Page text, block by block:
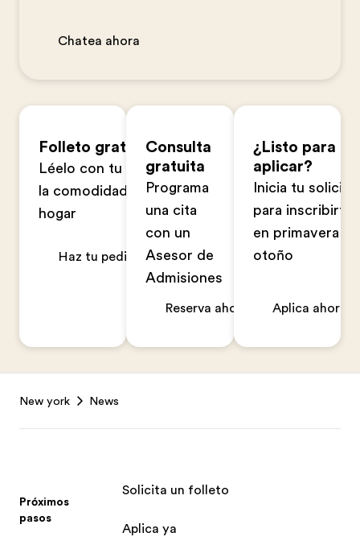
Chatea ahora
Folleto gratuito
Léelo con tu familia en
la comodidad de tu
hogar
Haz tu pedido ahora
Consulta
gratuita
Programa
una cita
con un
Asesor de
Admisiones
Reserva ahora
¿Listo para
aplicar?
Inicia tu
para inscribirte
en primavera u
otoño
Aplica ahora
New york News
Próximos
pasos
Solicita un folleto
Aplica ya